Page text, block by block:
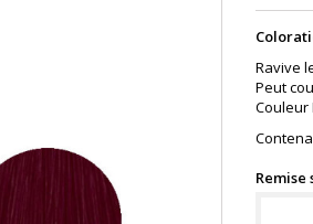
Ravive
Peut
Couleur